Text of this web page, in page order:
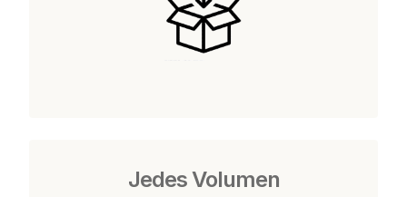
Jedes Volumen